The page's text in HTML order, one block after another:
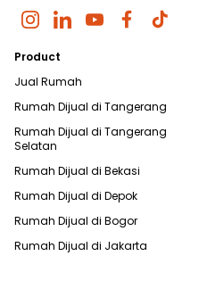
Product
Jual Rumah
Rumah Dijual di Tangerang
Rumah Dijual di Tangerang
Selatan
Rumah Dijual di Bekasi
Rumah Dijual di Depok
Rumah Dijual di Bogor
Rumah Dijual di Jakarta